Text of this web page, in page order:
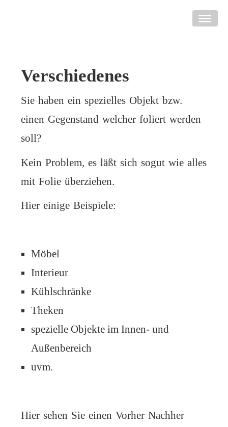
Verschiedenes
Sie haben ein spezielles Objekt bzw.
einen Gegenstand welcher foliert werden
soll?
Kein Problem, es läßt sich sogut wie alles
mit Folie überziehen.
Hier einige Beispiele:
Möbel
Interieur
Kühlschränke
Theken
spezielle Objekte im Innen- und
Außenbereich
uvm.
Hier sehen Sie einen Vorher Nachher